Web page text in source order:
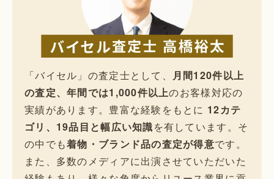
「バイセル」の査定士として、 月間120件以上
の査定、年間では1,000件以上のお客様対応の
実績があります。豊富な経験をもとに 12カテ
ゴリ、19品目と幅広い知識を有しています。そ
の中でも着物・ブランド品の査定が得意です。
また、多数のメディアに出演させていただいた